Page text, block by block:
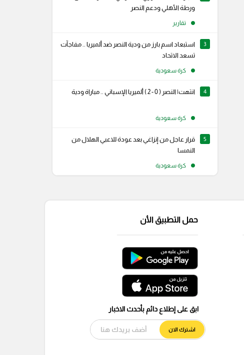
ورطة الأهلي ودعم النصر
تقارير
3
استبعاد اسم بارز من ودية النصر ضد ألميريا .. مفاجآت
تسعد الاتحاد
كرة سعودية
4 انتهت| النصر ( 0 - 2 ) ألميريا الإسباني .. مباراة ودية
كرة سعودية
5
قرار عاجل من إنزاغي بعد عودة للاعبي الهلال من
النمسا
كرة سعودية
حمل التطبيق الأن
ابق على إطلاع دائم بأحدث الاخبار
اشترك الان